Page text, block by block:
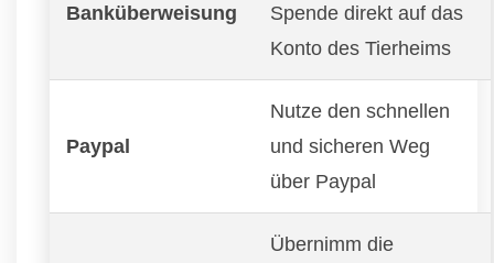
Banküberweisung
Spende direkt auf das
Konto des Tierheims
Paypal
Nutze den schnellen
und sicheren Weg
über Paypal
Übernimm die